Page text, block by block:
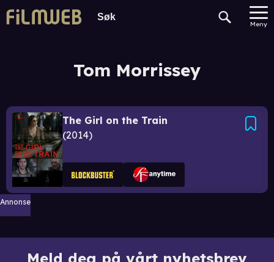
Meny
Tom Morrissey
The Girl on the Train
2014
Annonse
Meld deg på vårt nyhetsbrev